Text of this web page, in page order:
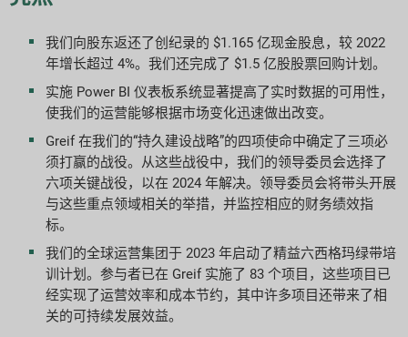
目标与表现
ESG 报告指数
报告下载
我们向股东返还了创纪录的 $1.165 亿现金股息，较 2022
年增长超过 4%。我们还完成了 $1.5 亿股股票回购计划。
实施 Power BI 仪表板系统显著提高了实时数据的可用性，
使我们的运营能够根据市场变化迅速做出改变。
Greif 在我们的“持久建设战略”的四项使命中确定了三项必
须打赢的战役。从这些战役中，我们的领导委员会选择了
六项关键战役，以在 2024 年解决。领导委员会将带头开展
与这些重点领域相关的举措，并监控相应的财务绩效指
标。
我们的全球运营集团于 2023 年启动了精益六西格玛绿带培
训计划。参与者已在 Greif 实施了 83 个项目，这些项目已
经实现了运营效率和成本节约，其中许多项目还带来了相
关的可持续发展效益。